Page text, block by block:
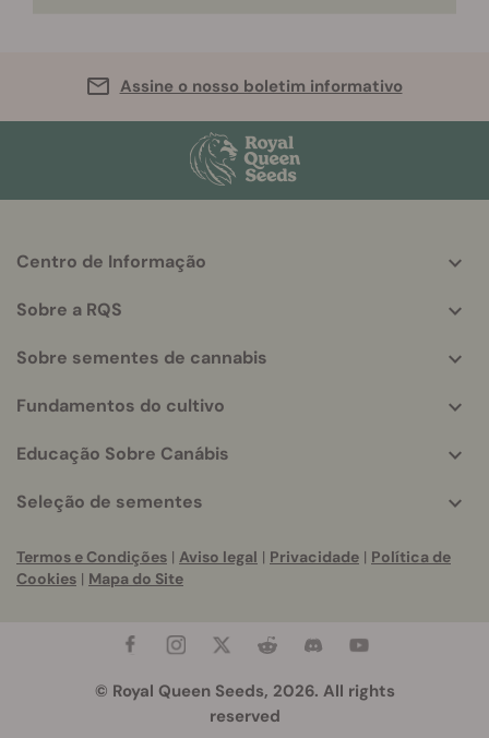
Assine o nosso boletim informativo
More
info
Centro de Informação
Sobre a RQS
Sobre sementes de cannabis
Fundamentos do cultivo
Educação Sobre Canábis
Seleção de sementes
Termos e Condições | Aviso legal | Privacidade | Política de
Cookies | Mapa do Site
© Royal Queen Seeds, 2026. All rights
reserved